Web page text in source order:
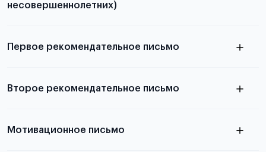
несовершеннолетних)
выезда
Первое рекомендательное письмо
письма
Второе рекомендательное письмо
Мотивационное письмо